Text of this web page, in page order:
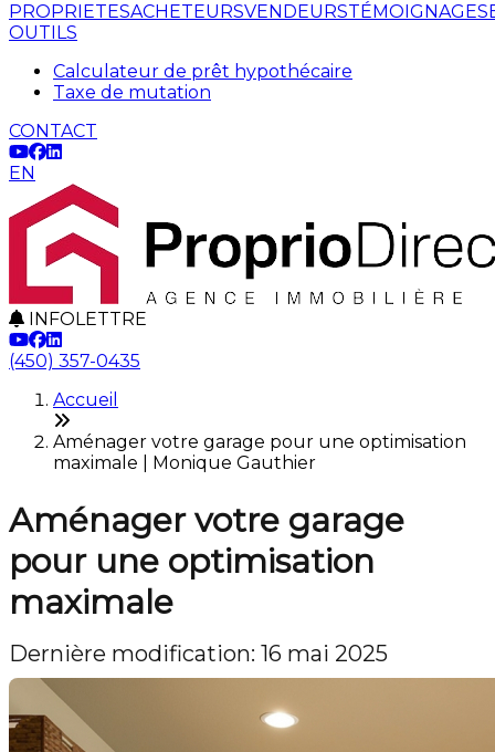
PROPRIETESACHETEURSVENDEURSTÉMOIGNAGES
OUTILS
Calculateur de prêt hypothécaire
Taxe de mutation
CONTACT
EN
INFOLETTRE
(450) 357-0435
Accueil
Aménager votre garage pour une optimisation
maximale | Monique Gauthier
Aménager votre garage
pour une optimisation
maximale
Dernière modification: 16 mai 2025